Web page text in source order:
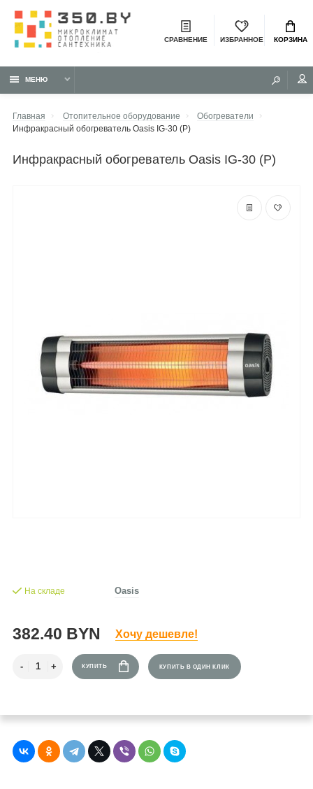
СРАВНЕНИЕ ИЗБРАННОЕ КОРЗИНА
МЕНЮ
Главная Отопительное оборудование
Обогреватели
Инфракрасный обогреватель Oasis IG-30 (P)
инфракрасный обогреватель Oasis IG-30 (P)
На складе Oasis
382.40 BYN Хочу дешевле!
КУПИТЬ КУПИТЬ В ОДИН КЛИК